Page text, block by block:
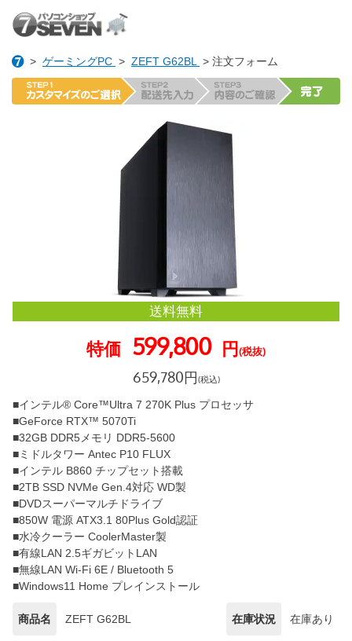
> ゲーミングPC > ZEFT G62BL > 注文フォーム
送料無料
特価 599,800 円(税抜)
659,780円(税込)
■インテル® Core™Ultra 7 270K Plus プロセッサ
■GeForce RTX™ 5070Ti
■32GB DDR5メモリ DDR5-5600
■ミドルタワー Antec P10 FLUX
■インテル B860 チップセット搭載
■2TB SSD NVMe Gen.4対応 WD製
■DVDスーパーマルチドライブ
■850W 電源 ATX3.1 80Plus Gold認証
■水冷クーラー CoolerMaster製
■有線LAN 2.5ギガビットLAN
■無線LAN Wi-Fi 6E / Bluetooth 5
■Windows11 Home プレインストール
商品名 ZEFT G62BL 在庫状況 在庫あり